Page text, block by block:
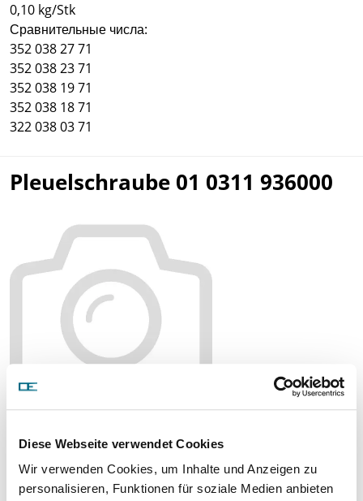
Diese Webseite verwendet Cookies
Wir verwenden Cookies, um Inhalte und Anzeigen zu
personalisieren, Funktionen für soziale Medien anbieten
0,10 kg/Stk
Сравнительные числа:
352 038 27 71
352 038 23 71
352 038 19 71
352 038 18 71
322 038 03 71
Pleuelschraube 01 0311 936000
ЗАПРОСИТЬ СТАТЬЮ